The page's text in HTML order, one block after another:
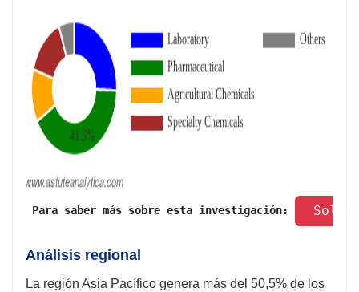
Para saber más sobre esta investigación:
Análisis regional
La región Asia Pacífico genera más del 50,5% de los